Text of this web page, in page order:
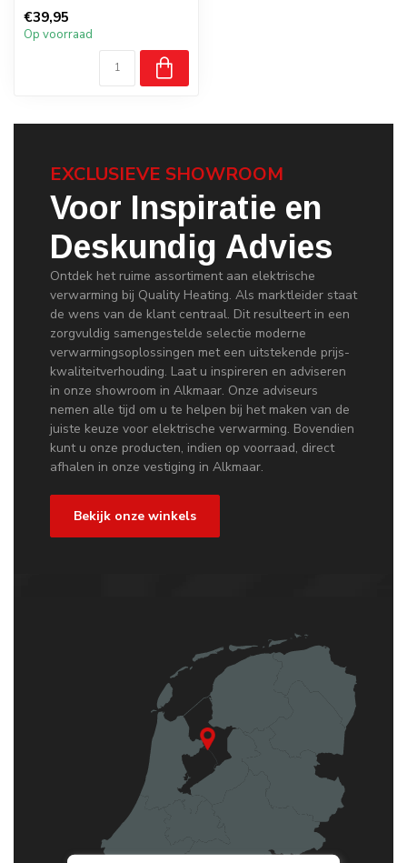
€39,95
Op voorraad
EXCLUSIEVE SHOWROOM
Voor Inspiratie en
Deskundig Advies
Ontdek het ruime assortiment aan elektrische
verwarming bij Quality Heating. Als marktleider staat
de wens van de klant centraal. Dit resulteert in een
zorgvuldig samengestelde selectie moderne
verwarmingsoplossingen met een uitstekende prijs-
kwaliteitverhouding. Laat u inspireren en adviseren
in onze showroom in Alkmaar. Onze adviseurs
nemen alle tijd om u te helpen bij het maken van de
juiste keuze voor elektrische verwarming. Bovendien
kunt u onze producten, indien op voorraad, direct
afhalen in onze vestiging in Alkmaar.
Bekijk onze winkels